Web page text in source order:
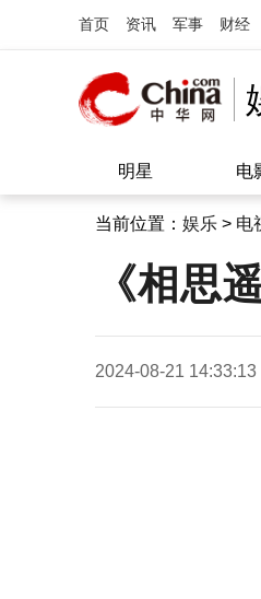
首页 资讯 军事 财经
明星 电
当前位置： 娱乐 > 电
《相思
2024-08-21 14:33:13